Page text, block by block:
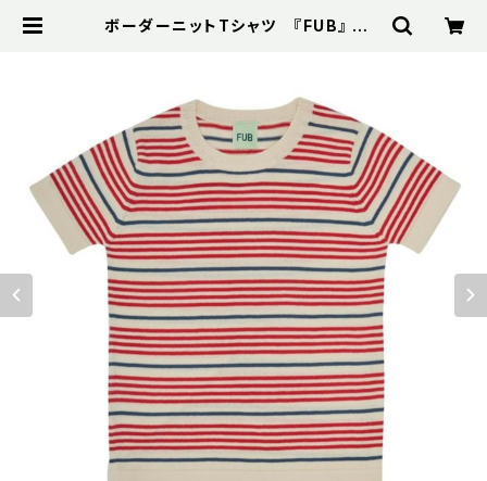
ボーダーニットTシャツ 『FUB』 レッ